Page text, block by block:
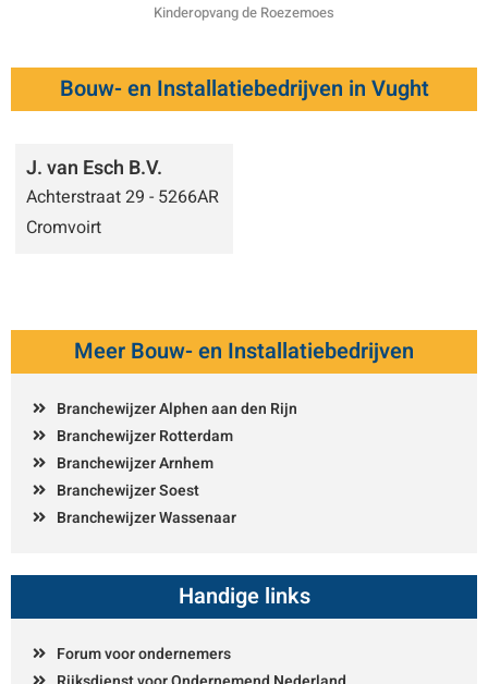
Kinderopvang de Roezemoes
Bouw- en Installatiebedrijven in Vught
J. van Esch B.V.
Achterstraat 29 - 5266AR
Cromvoirt
Meer Bouw- en Installatiebedrijven
Branchewijzer Alphen aan den Rijn
Branchewijzer Rotterdam
Branchewijzer Arnhem
Branchewijzer Soest
Branchewijzer Wassenaar
Handige links
Forum voor ondernemers